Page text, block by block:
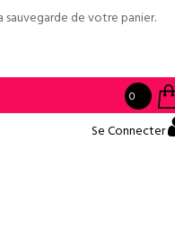
de votre panier.
0
Se Connecter